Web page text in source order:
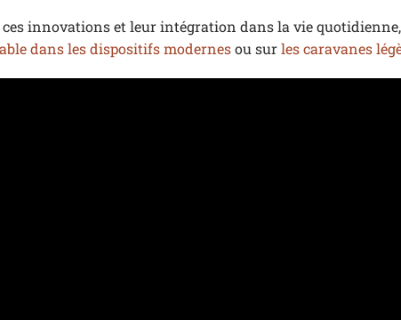
innovations et leur intégration dans la vie
dans les dispositifs modernesou surles caravanes